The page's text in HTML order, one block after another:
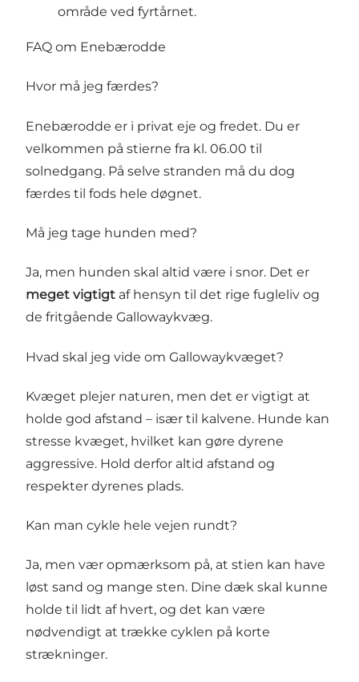
område ved fyrtårnet.
FAQ om Enebærodde
Hvor må jeg færdes?
Enebærodde er i privat eje og fredet. Du er
velkommen på stierne fra kl. 06.00 til
solnedgang. På selve stranden må du dog
færdes til fods hele døgnet.
Må jeg tage hunden med?
Ja, men hunden skal altid være i snor. Det er
meget vigtigt af hensyn til det rige fugleliv og
de fritgående Gallowaykvæg.
Hvad skal jeg vide om Gallowaykvæget?
Kvæget plejer naturen, men det er vigtigt at
holde god afstand – især til kalvene. Hunde kan
stresse kvæget, hvilket kan gøre dyrene
aggressive. Hold derfor altid afstand og
respekter dyrenes plads.
Kan man cykle hele vejen rundt?
Ja, men vær opmærksom på, at stien kan have
løst sand og mange sten. Dine dæk skal kunne
holde til lidt af hvert, og det kan være
nødvendigt at trække cyklen på korte
strækninger.